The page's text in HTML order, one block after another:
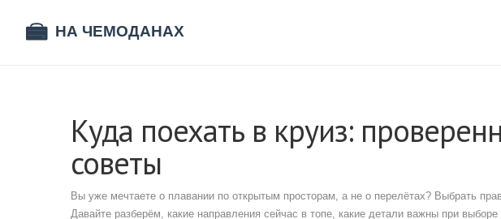
Куда поехать в круиз:
советы
Вы уже мечтаете о плавании по открытым просторам, а не о перелётах? Выбрать
Давайте разберём, какие направления сейчас в топе, какие детали важны при выборе